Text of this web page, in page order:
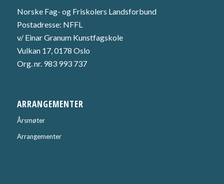
Norske Fag- og Friskolers Landsforbund
Postadresse: NFFL
v/ Einar Granum Kunstfagskole
Vulkan 17, 0178 Oslo
Org. nr. 983 993 737
ARRANGEMENTER
Årsmøter
Arrangementer